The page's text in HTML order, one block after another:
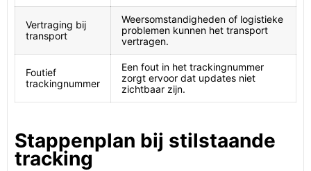
Vertraging bij
transport
Weersomstandigheden of logistieke
problemen kunnen het transport
vertragen.
Foutief
trackingnummer
Een fout in het trackingnummer
zorgt ervoor dat updates niet
zichtbaar zijn.
Stappenplan bij stilstaande
tracking